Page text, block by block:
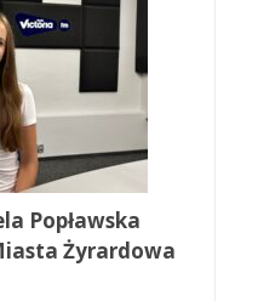
Popławska
Żyrardowa